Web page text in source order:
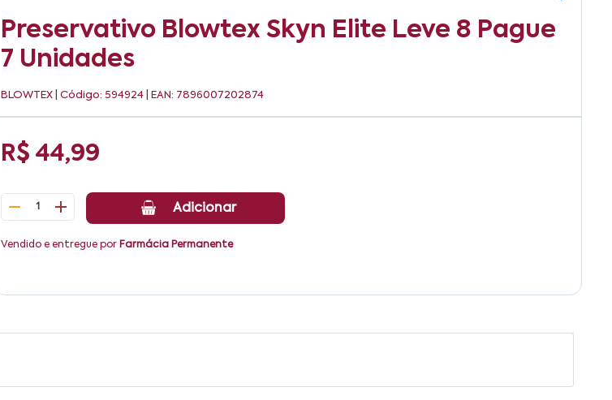
Preservativo Blowtex Skyn Elite Leve 8 Pague
7 Unidades
BLOWTEX | Código: 594924 | EAN: 7896007202874
R$ 44,99
1 Adicionar
Vendido e entregue por Farmácia Permanente